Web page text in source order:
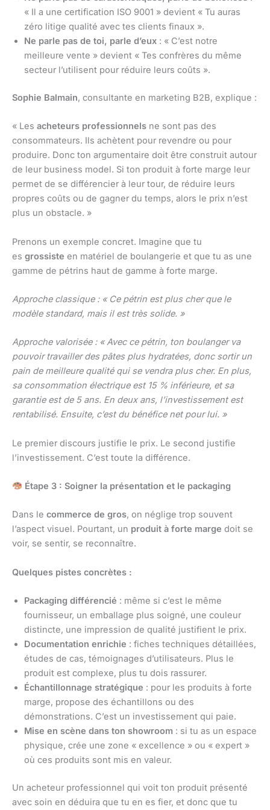
« Il a une certification ISO 9001 » devient « Tu auras
zéro litige qualité avec tes clients finaux ».
Ne parle pas de toi, parle d’eux : « C’est notre
meilleure vente » devient « Tes confrères du même
secteur l’utilisent pour réduire leurs coûts ».
Sophie Balmain, consultante en marketing B2B, explique :
« Les acheteurs professionnels ne sont pas des
consommateurs. Ils achètent pour revendre ou pour
produire. Donc ton argumentaire doit être construit autour
de leur business model. Si ton produit à forte marge leur
permet de se différencier à leur tour, de réduire leurs
propres coûts ou de gagner du temps, alors le prix n’est
plus un obstacle. »
Prenons un exemple concret. Imagine que tu
es grossiste en matériel de boulangerie et que tu as une
gamme de pétrins haut de gamme à forte marge.
Approche classique : « Ce pétrin est plus cher que le
modèle standard, mais il est très solide. »
Approche valorisée : « Avec ce pétrin, ton boulanger va
pouvoir travailler des pâtes plus hydratées, donc sortir un
pain de meilleure qualité qui se vendra plus cher. En plus,
sa consommation électrique est 15 % inférieure, et sa
garantie est de 5 ans. En deux ans, l’investissement est
rentabilisé. Ensuite, c’est du bénéfice net pour lui. »
Le premier discours justifie le prix. Le second justifie
l’investissement. C’est toute la différence.
Étape 3 : Soigner la présentation et le packaging
Dans le commerce de gros, on néglige trop souvent
l’aspect visuel. Pourtant, un produit à forte marge doit se
voir, se sentir, se reconnaître.
Quelques pistes concrètes :
Packaging différencié : même si c’est le même
fournisseur, un emballage plus soigné, une couleur
distincte, une impression de qualité justifient le prix.
Documentation enrichie : fiches techniques détaillées,
études de cas, témoignages d’utilisateurs. Plus le
produit est complexe, plus tu dois rassurer.
Échantillonnage stratégique : pour les produits à forte
marge, propose des échantillons ou des
démonstrations. C’est un investissement qui paie.
Mise en scène dans ton showroom : si tu as un espace
physique, crée une zone « excellence » ou « expert »
où ces produits sont mis en valeur.
Un acheteur professionnel qui voit ton produit présenté
avec soin en déduira que tu en es fier, et donc que tu